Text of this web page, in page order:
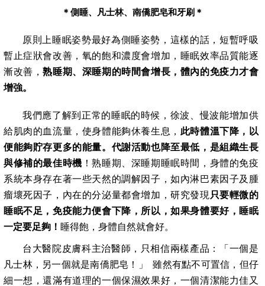
＊ 側睡、凡士林、南僑肥皂和牙刷 ＊
原則上睡眠姿勢最好為側睡姿勢，這樣的話，短暫呼吸
暫止症狀會改善，氧的飽和濃度會增加，睡眠效率品質能逐
漸改善，熟睡期、深睡期的時間會增長，體內的免疫力才會
增強。
我們應了解到正常的睡眠的時候，徐波、慢波能增加供
給肌肉的血流量，使身體能夠休養生息， 此時體溫下降，以
便能夠貯存更多的能量。代謝活動也降至最低，是組織生長
與修補的最佳時機 ！熟睡期、深睡期睡眠時間，身體的免疫
系統本身存在著一些天然的調解因子，如內淋巴素因子及腫
瘤壞死因子，內在的分泌量都會增加，研究發現 只要輕微的
睡眠不足，免疫能力便會下降，所以，如果身體要好，睡眠
一定要足夠！ 睡得飽，身體自然就會好。
台大醫院皮膚科主治醫師，只相信兩樣產品：「一個是
凡士林，另一個就是南僑肥皂！」
雖然有點不可置信，但仔
細一想，還滿有道理的一個保濕效果好，一個清潔能力佳又